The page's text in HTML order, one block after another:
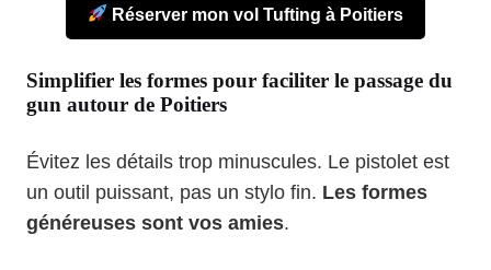
Réserver mon vol Tufting à Poitiers
Simplifier les formes pour faciliter le passage du
gun autour de Poitiers
Évitez les détails trop minuscules. Le pistolet est
un outil puissant, pas un stylo fin. Les formes
généreuses sont vos amies.